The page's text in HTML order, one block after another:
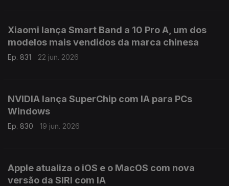
Xiaomi lança Smart Band a 10 Pro A, um dos
modelos mais vendidos da marca chinesa
Ep. 831 22 jun. 2026
NVIDIA lança SuperChip com IA para PCs
Windows
Ep. 830 19 jun. 2026
Apple atualiza o iOS e o MacOS com nova
versão da SIRI com IA